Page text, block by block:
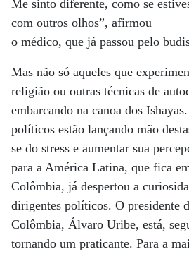
Me sinto diferente, como se
com outros olhos”, afirmou
o médico, que já passou pelo
Mas não só aqueles que
religião ou outras técnicas de
embarcando na canoa dos
políticos estão lançando mão
se do stress e aumentar sua
para a América Latina, que fica
Colômbia, já despertou a
dirigentes políticos. O presidente
Colômbia, Álvaro Uribe, está,
tornando um praticante. Para a